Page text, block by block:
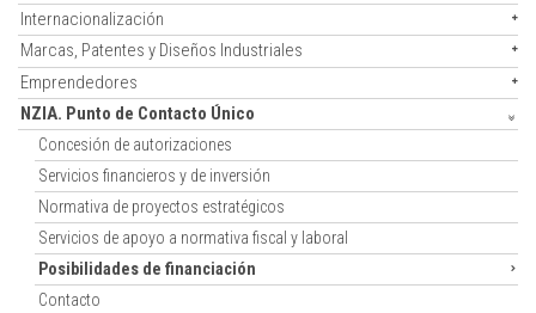
Internacionalización
Marcas, Patentes y Diseños Industriales
Emprendedores
NZIA. Punto de Contacto Único
Concesión de autorizaciones
Servicios financieros y de inversión
Normativa de proyectos estratégicos
Servicios de apoyo a normativa fiscal y laboral
Posibilidades de financiación
Contacto